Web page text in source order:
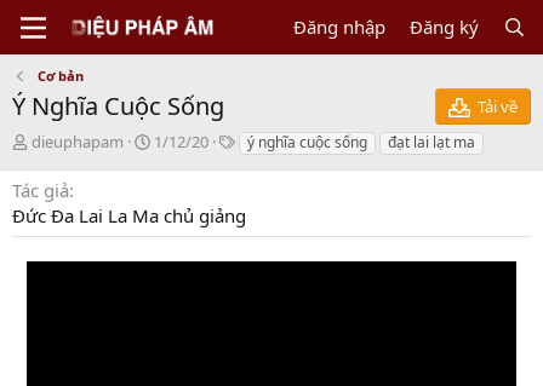
Đăng nhập Đăng ký
Cơ bản
Ý Nghĩa Cuộc Sống
Tải về
N
ư
ờ
i
dieuphapam
C
t
1/12/20
T ý nghĩa cuộc sống đạt lai lạt ma
Tác giả
Đức Đa Lai La Ma chủ giảng